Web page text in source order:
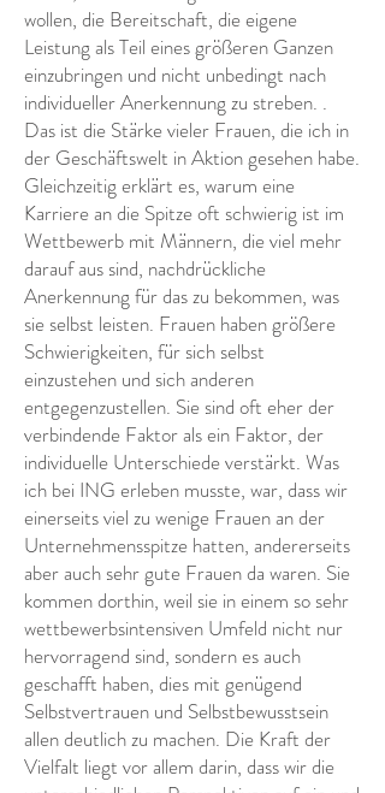
wollen, die Bereitschaft, die eigene
Leistung als Teil eines größeren Ganzen
einzubringen und nicht unbedingt nach
individueller Anerkennung zu streben. .
Das ist die Stärke vieler Frauen, die ich in
der Geschäftswelt in Aktion gesehen habe.
Gleichzeitig erklärt es, warum eine
Karriere an die Spitze oft schwierig ist im
Wettbewerb mit Männern, die viel mehr
darauf aus sind, nachdrückliche
Anerkennung für das zu bekommen, was
sie selbst leisten. Frauen haben größere
Schwierigkeiten, für sich selbst
einzustehen und sich anderen
entgegenzustellen. Sie sind oft eher der
verbindende Faktor als ein Faktor, der
individuelle Unterschiede verstärkt. Was
ich bei ING erleben musste, war, dass wir
einerseits viel zu wenige Frauen an der
Unternehmensspitze hatten, andererseits
aber auch sehr gute Frauen da waren. Sie
kommen dorthin, weil sie in einem so sehr
wettbewerbsintensiven Umfeld nicht nur
hervorragend sind, sondern es auch
geschafft haben, dies mit genügend
Selbstvertrauen und Selbstbewusstsein
allen deutlich zu machen. Die Kraft der
Vielfalt liegt vor allem darin, dass wir die